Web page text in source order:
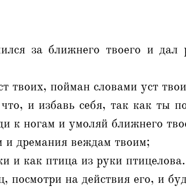
за ближнего твоего и дал
твоих, пойман словами уст
и избавь себя, так как ты
к ногам и умоляй ближнего
и дремания веждам твоим;
и как птица из руки птицелова.
посмотри на действия его, и